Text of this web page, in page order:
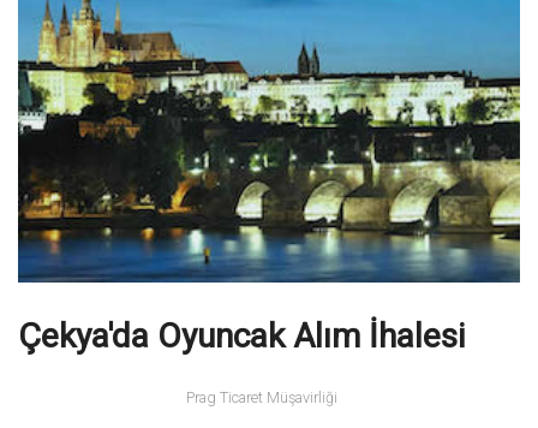
Çekya'da Oyuncak Alım İhalesi
Prag Ticaret Müşavirliği